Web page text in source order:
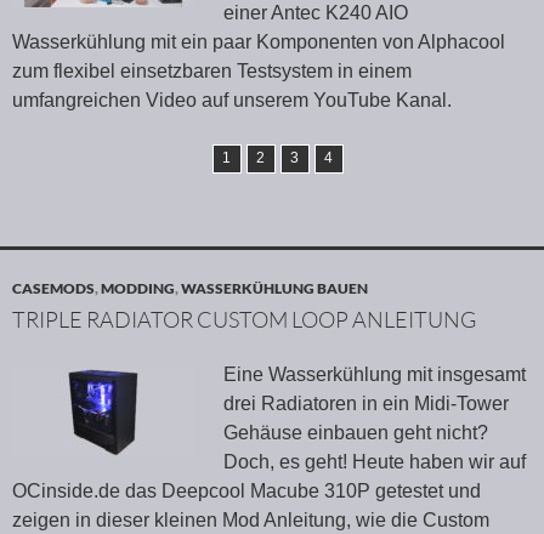
einer Antec K240 AIO
Wasserkühlung mit ein paar Komponenten von Alphacool
zum flexibel einsetzbaren Testsystem in einem
umfangreichen Video auf unserem YouTube Kanal.
1 2 3 4
CASEMODS,MODDING,WASSERKÜHLUNG BAUEN
TRIPLE RADIATOR CUSTOM LOOP ANLEITUNG
Eine Wasserkühlung mit insgesamt
drei Radiatoren in ein Midi-Tower
Gehäuse einbauen geht nicht?
Doch, es geht! Heute haben wir auf
OCinside.de das Deepcool Macube 310P getestet und
zeigen in dieser kleinen Mod Anleitung, wie die Custom